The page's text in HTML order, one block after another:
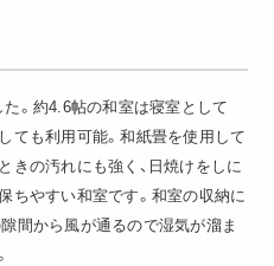
。約4.6帖の和室は寝室として
ても利用可能。和紙畳を使用して
きの汚れにも強く、日焼けをしに
ちやすい和室です。和室の収納に
間から風が通るので湿気が溜ま